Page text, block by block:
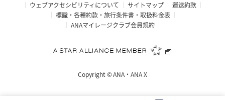
ウェブアクセシビリティについて
サイトマップ
運送約款
標識・各種約款・旅行条件書・取扱料金表
ANAマイレージクラブ会員規約
Copyright ©ANA・ANA X